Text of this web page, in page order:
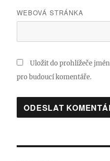
WEBOVÁ STRÁNKA
Uložit do prohlížeče
pro budoucí komentáře.